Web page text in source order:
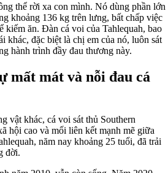
thể rời xa con mình. Nó dùng phần lớn
khoảng 136 kg trên lưng, bất chấp việc
kiếm ăn. Đàn cá voi của Tahlequah, bao
khác, đặc biệt là chị em của nó, luôn sát
hành trình đầy đau thương này.
mất mát và nỗi đau cá
vật khác, cá voi sát thủ Southern
hội cao và mối liên kết mạnh mẽ giữa
năm nay khoảng 25 tuổi, đã trải
đời.